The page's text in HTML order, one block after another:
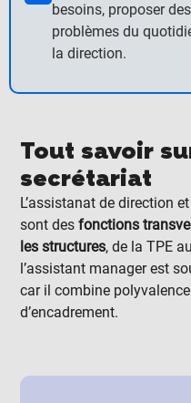
besoins, proposer
problèmes du
la direction.
Tout savoir
secrétariat
L’assistanat de direction
sont desfonctions
les structures, de la TPE
l’assistant manager est
car il combine
d’encadrement.